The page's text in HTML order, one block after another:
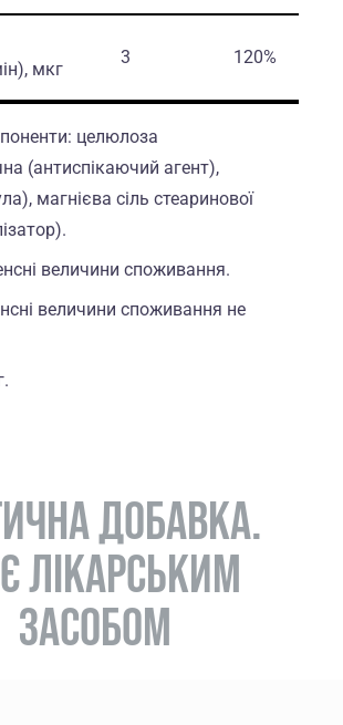
, мкг
3 120%
целюлоза
(антиспікаючий агент),
магнієва сiль стеаринової
величини споживання.
величини споживання не
ДОБАВКА.
ЛІКАРСЬКИМ
ЗАСОБОМ